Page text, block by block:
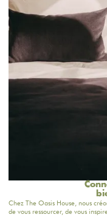
Chez The Oasis House, nous
de vous ressourcer, de vous